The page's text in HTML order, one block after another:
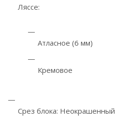
Ляссе:
Атласное (6 мм)
Кремовое
Срез блока: Неокрашенный